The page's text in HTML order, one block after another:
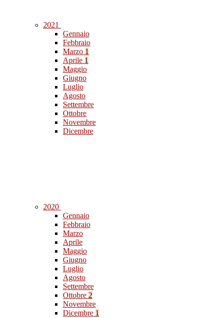
2021
Gennaio
Febbraio
Marzo 1
Aprile 1
Maggio
Giugno
Luglio
Agosto
Settembre
Ottobre
Novembre
Dicembre
2020
Gennaio
Febbraio
Marzo
Aprile
Maggio
Giugno
Luglio
Agosto
Settembre
Ottobre 2
Novembre
Dicembre 1